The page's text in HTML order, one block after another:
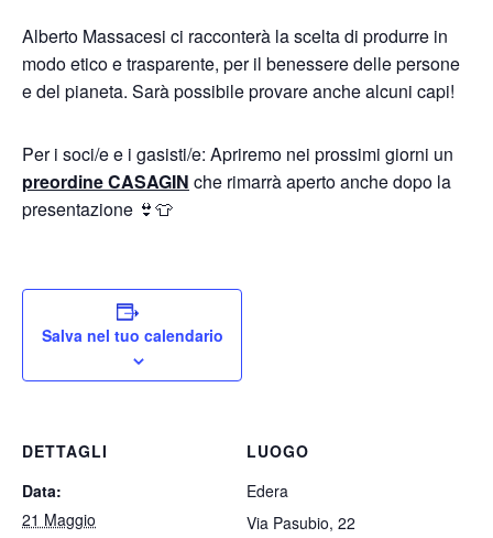
Alberto Massacesi ci racconterà la scelta di produrre in
modo etico e trasparente, per il benessere delle persone
e del pianeta. Sarà possibile provare anche alcuni capi!
Per i soci/e e i gasisti/e: Apriremo nei prossimi giorni un
preordine CASAGIN che rimarrà aperto anche dopo la
presentazione 👙👕
Salva nel tuo calendario
DETTAGLI
Data:
21 Maggio
LUOGO
Edera
Via Pasubio, 22